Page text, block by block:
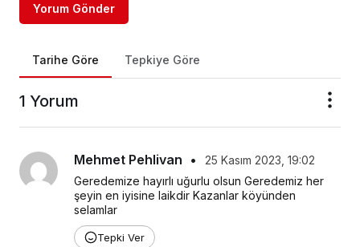
Yorum Gönder
Tarihe Göre Tepkiye Göre
1 Yorum
Mehmet Pehlivan •
25 Kasım 2023, 19:02
Geredemize hayırlı uğurlu olsun Geredemiz her
şeyin en iyisine laikdir Kazanlar köyünden
selamlar
Tepki Ver